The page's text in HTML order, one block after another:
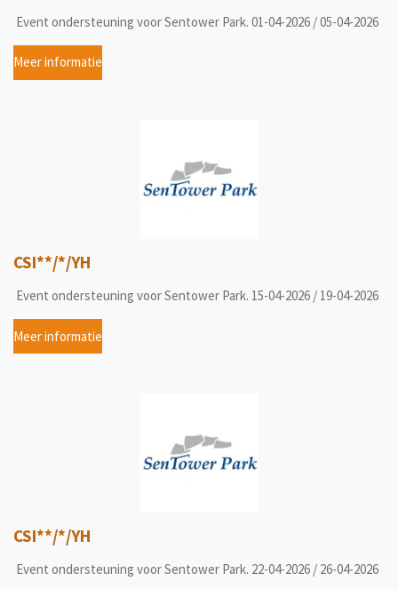
Event ondersteuning voor Sentower Park. 01-04-2026 / 05-04-2026
Meer informatie
CSI**/*/YH
Event ondersteuning voor Sentower Park. 15-04-2026 / 19-04-2026
Meer informatie
CSI**/*/YH
Event ondersteuning voor Sentower Park. 22-04-2026 / 26-04-2026